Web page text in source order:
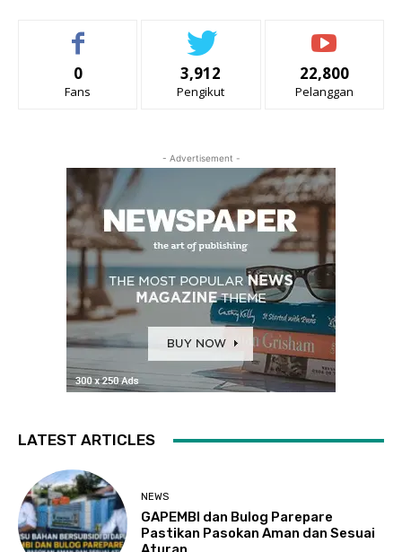
0
Fans
3,912
Pengikut
22,800
Pelanggan
- Advertisement -
LATEST ARTICLES
NEWS
GAPEMBI dan Bulog Parepare
Pastikan Pasokan Aman dan Sesuai